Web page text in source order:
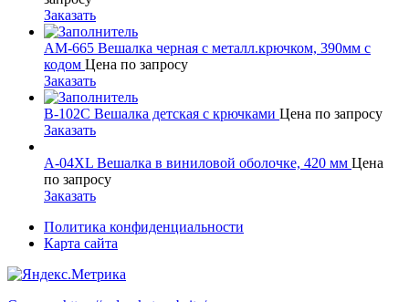
Заказать
АМ-665 Вешалка черная с металл.крючком, 390мм с
кодом Цена по запросу
Заказать
B-102C Вешалка детская с крючками Цена по запросу
Заказать
A-04XL Вешалка в виниловой оболочке, 420 мм Цена
по запросу
Заказать
Политика конфиденциальности
Карта сайта